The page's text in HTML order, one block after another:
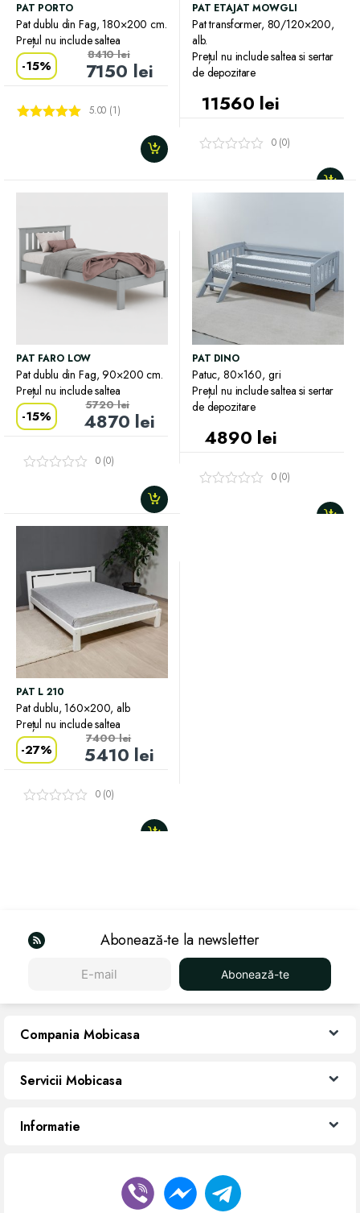
PAT PORTO
Pat dublu din Fag, 180×200 cm.
Prețul nu include saltea
-15% 7150 lei
8410lei
5.00 (1)
PAT ETAJAT MOWGLI
Pat transformer, 80/120×200,
alb.
Prețul nu include saltea si sertar
de depozitare
11560 lei
0 (0)
PAT FARO LOW
Pat dublu din Fag, 90×200 cm.
Prețul nu include saltea
-15% 4870 lei
5720lei
0 (0)
PAT DINO
Patuc, 80×160, gri
Prețul nu include saltea si sertar
de depozitare
4890 lei
0 (0)
PAT L 210
Pat dublu, 160×200, alb
Prețul nu include saltea
-27% 5410 lei
7400lei
0 (0)
Abonează-te la newsletter
Abonează-te
Compania Mobicasa
Servicii Mobicasa
Informatie